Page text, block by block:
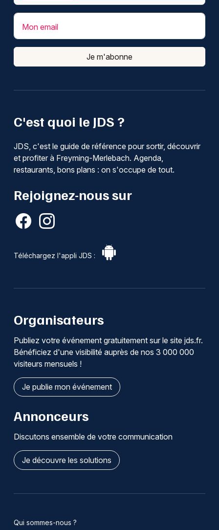
C'est quoi le JDS ?
JDS, c'est le guide de référence pour sortir, découvrir
et profiter à Freyming-Merlebach. Agenda,
restaurants, bons plans : on s'occupe de tout.
Rejoignez-nous sur
Téléchargez l'appli JDS :
Mon email
Je m'abonne
Organisateurs
Publiez votre événement gratuitement sur le site jds.fr.
Bénéficiez d'une visibilité auprès de nos 3 000 000
visiteurs mensuels !
Je publie mon événement
Annonceurs
Discutons ensemble de votre communication
Je découvre les solutions
Qui sommes-nous ?